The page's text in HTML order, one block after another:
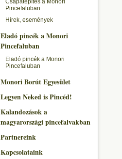
Csapatépítés a Monori
Pincefaluban
Hírek, események
Eladó pincék a Monori
Pincefaluban
Eladó pincék a Monori
Pincefaluban
Monori Borút Egyesület
Legyen Neked is Pincéd!
Kalandozások a
magyarországi pincefalvakban
Partnereink
Kapcsolataink